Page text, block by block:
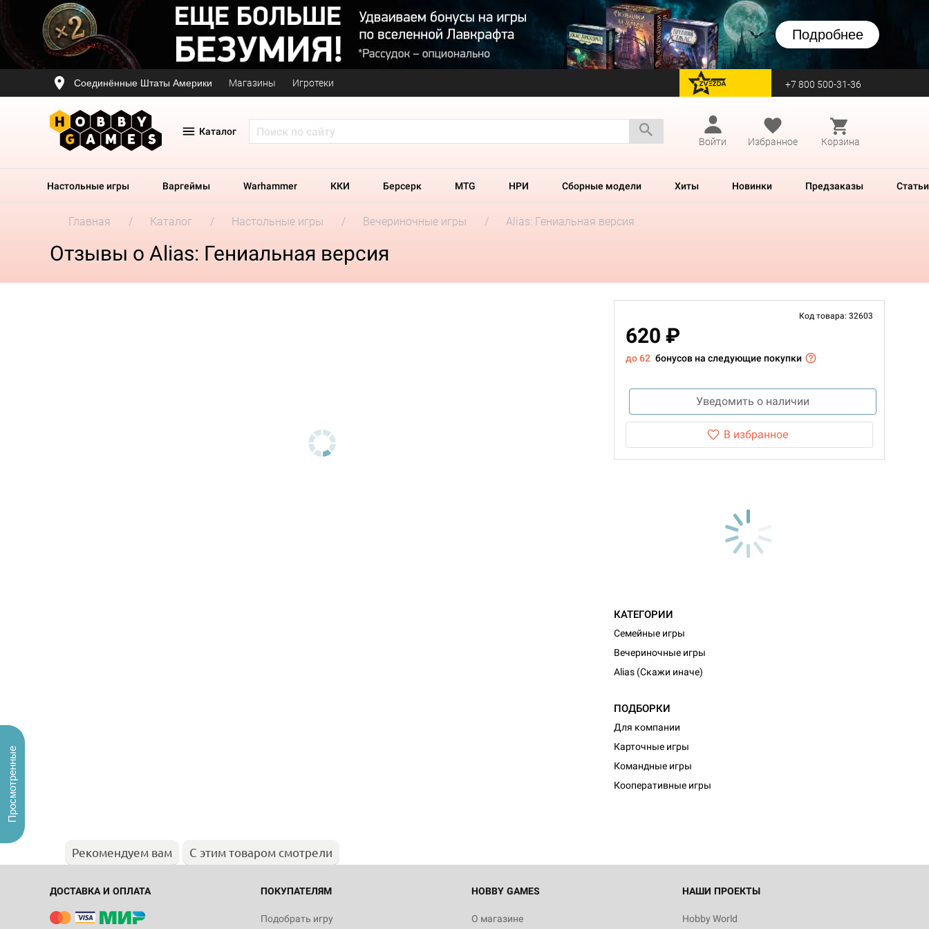
Подробнее
Соединённые Штаты Америки Магазины Игротеки перейти на Zvezda +7 800 500-31-36
Каталог
Войти
Избранное Корзина
Настольные игры Варгеймы Warhammer ККИ Берсерк MTG НРИ Сборные модели Хиты Новинки Предзаказы Статьи
Главная Каталог Настольные игры Вечериночные игры Alias: Гениальная версия
Отзывы о Alias: Гениальная версия
Код товара: 32603
620 ₽
до 62 бонусов на следующие покупки
Уведомить о наличии
В избранное
КАТЕГОРИИ
Семейные игры
Вечериночные игры
Alias (Скажи иначе)
ПОДБОРКИ
Для компании
Карточные игры
Командные игры
Кооперативные игры
Рекомендуем вам С этим товаром смотрели
ДОСТАВКА И ОПЛАТА ПОКУПАТЕЛЯМ
Подобрать игру
HOBBY GAMES
О магазине
НАШИ ПРОЕКТЫ
Hobby World
Просмотренные
Настольная игра Hobby World Монстры
Белая смерть
12 990